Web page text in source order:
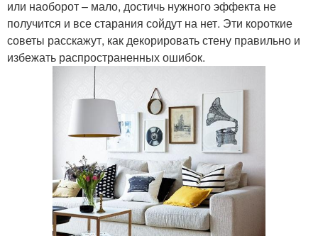
или наоборот – мало, достичь нужного эффекта не
получится и все старания сойдут на нет. Эти короткие
советы расскажут, как декорировать стену правильно и
избежать распространенных ошибок.